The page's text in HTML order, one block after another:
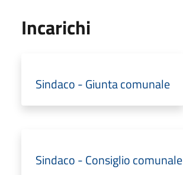
Incarichi
Sindaco - Giunta comunale
Sindaco - Consiglio comunale